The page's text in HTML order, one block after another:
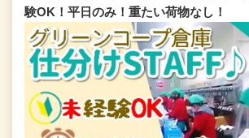
験OK！平日のみ！重たい荷物なし！